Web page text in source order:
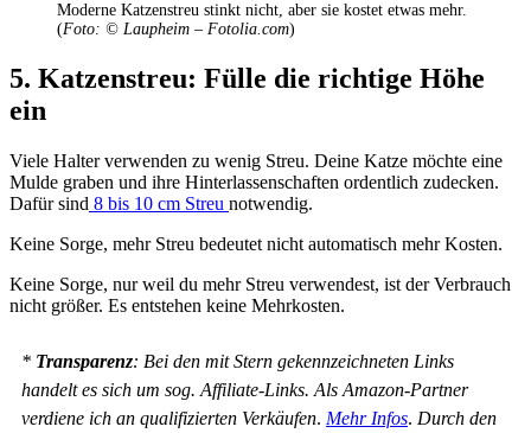
Moderne Katzenstreu stinkt nicht, aber sie kostet etwas mehr.
(Foto: © Laupheim – Fotolia.com)
5. Katzenstreu: Fülle die richtige Höhe
ein
Viele Halter verwenden zu wenig Streu. Deine Katze möchte eine
Mulde graben und ihre Hinterlassenschaften ordentlich zudecken.
Dafür sind 8 bis 10 cm Streu notwendig.
Keine Sorge, mehr Streu bedeutet nicht automatisch mehr Kosten.
Keine Sorge, nur weil du mehr Streu verwendest, ist der Verbrauch
nicht größer. Es entstehen keine Mehrkosten.
* Transparenz: Bei den mit Stern gekennzeichneten Links
handelt es sich um sog. Affiliate-Links. Als Amazon-Partner
verdiene ich an qualifizierten Verkäufen. Mehr Infos. Durch den